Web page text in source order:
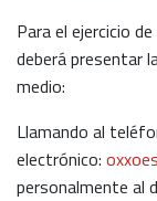
Para el ejercicio
deberá presentar
medio:
Llamando al
electrónico:
personalmente al